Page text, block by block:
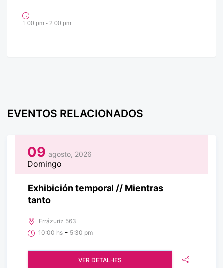
1:00 pm - 2:00 pm
EVENTOS RELACIONADOS
09 agosto, 2026
Domingo
Exhibición temporal // Mientras
tanto
Errázuriz 563
10:00 hs - 5:30 pm
VER DETALHES